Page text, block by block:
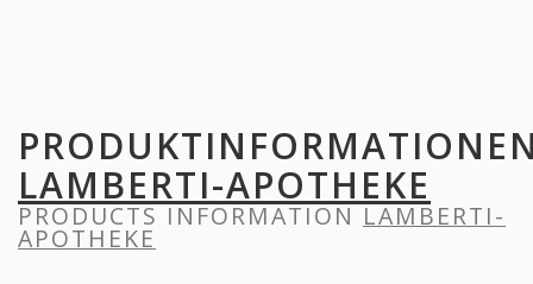
LAMBERTI-APOTHEKE
PRODUCTS INFORMATION LAMBERTI-
APOTHEKE